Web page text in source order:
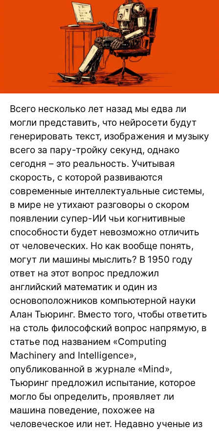
Всего несколько лет назад мы едва ли
могли представить, что нейросети будут
генерировать текст, изображения и музыку
всего за пару-тройку секунд, однако
сегодня – это реальность. Учитывая
скорость, с которой развиваются
современные интеллектуальные системы,
в мире не утихают разговоры о скором
появлении супер-ИИ чьи когнитивные
способности будет невозможно отличить
от человеческих. Но как вообще понять,
могут ли машины мыслить? В 1950 году
ответ на этот вопрос предложил
английский математик и один из
основоположников компьютерной науки
Алан Тьюринг. Вместо того, чтобы ответить
на столь философский вопрос напрямую, в
статье под названием «Computing
Machinery and Intelligence»,
опубликованной в журнале «Mind»,
Тьюринг предложил испытание, которое
могло бы определить, проявляет ли
машина поведение, похожее на
человеческое или нет. Недавно ученые из